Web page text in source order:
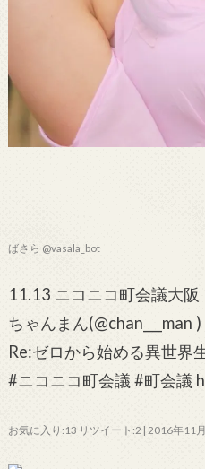
ばさら @vasala_bot
11.13 ニコニコ町会議大阪
ちゃんまん(@chan___man )
Re:ゼロから始める異世界
#ニコニコ町会議 #町会
お気に入り:13 リツイート:2 | 2016年11